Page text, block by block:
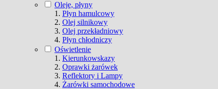
Oleje, płyny
Płyn hamulcowy
Olej silnikowy
Olej przekładniowy
Płyn chłodniczy
Oświetlenie
Kierunkowskazy
Oprawki żarówek
Reflektory i Lampy
Żarówki samochodowe